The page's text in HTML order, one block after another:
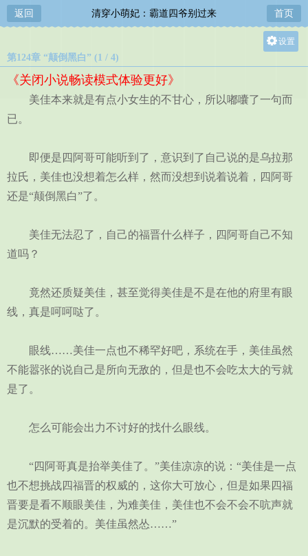
返回 清穿小萌妃：霸道四爷别过来 首页
设置
中
第124章 “颠倒黑白” (1 / 4)
《关闭小说畅读模式体验更好》
美佳本来就是有点小女生的不甘心，所以嘟囔了一句而
已。
即便是四阿哥可能听到了，意识到了自己说的是乌拉那
拉氏，美佳也没想着怎么样，然而没想到说着说着，四阿哥
还是“颠倒黑白”了。
美佳无法忍了，自己的福晋什么样子，四阿哥自己不知
道吗？
竟然还质疑美佳，甚至觉得美佳是不是在他的府里有眼
线，真是呵呵哒了。
眼线……美佳一点也不稀罕好吧，系统在手，美佳虽然
不能嚣张的说自己是所向无敌的，但是也不会吃太大的亏就
是了。
怎么可能会出力不讨好的找什么眼线。
“四阿哥真是抬举美佳了。”美佳凉凉的说：“美佳是一点
也不想挑战四福晋的权威的，这你大可放心，但是如果四福
晋要是看不顺眼美佳，为难美佳，美佳也不会不会不吭声就
是沉默的受着的。美佳虽然怂……”